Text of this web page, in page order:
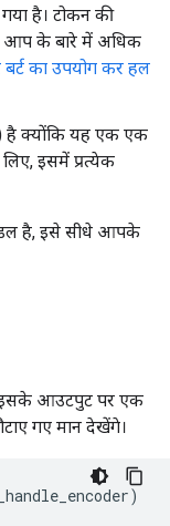
है। टोकन की
आप के बारे में अधिक
का उपयोग कर हल
क्योंकि यह एक एक
इसमें प्रत्येक
है, इसे सीधे आपके
इसके आउटपुट पर एक
गए मान देखेंगे।
)